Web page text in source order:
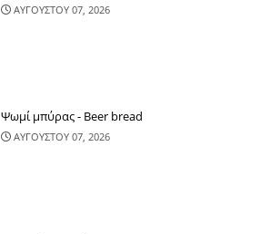
ΑΥΓΟΥΣΤΟΥ 07, 2026
Ψωμί μπύρας - Beer bread
ΑΥΓΟΥΣΤΟΥ 07, 2026